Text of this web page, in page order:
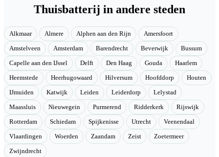
Thuisbatterij in andere steden
Alkmaar Almere Alphen aan den Rijn Amersfoort
Amstelveen Amsterdam Barendrecht Beverwijk Bussum
Capelle aan den IJssel Delft Den Haag Gouda Haarlem
Heemstede Heerhugowaard Hilversum Hoofddorp Houten
IJmuiden Katwijk Leiden Leiderdorp Lelystad
Maassluis Nieuwegein Purmerend Ridderkerk Rijswijk
Rotterdam Schiedam Spijkenisse Utrecht Veenendaal
Vlaardingen Woerden Zaandam Zeist Zoetermeer
Zwijndrecht